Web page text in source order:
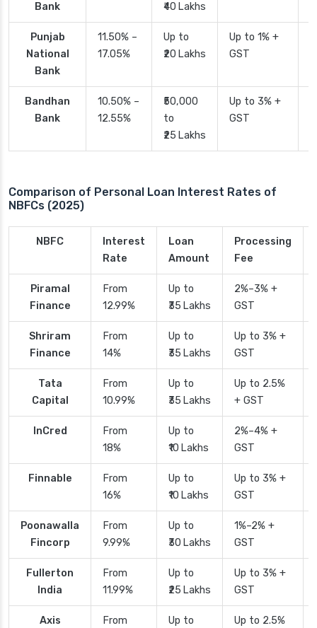
Bank
₹40 Lakhs
Punjab
National
Bank
11.50% –
17.05%
Up to
₹20 Lakhs
Up to 1% +
GST
Bandhan
Bank
10.50% –
12.55%
₹50,000
to
₹25 Lakhs
Up to 3% +
GST
Comparison of Personal Loan Interest Rates of
NBFCs (2025)
NBFC
Interest
Rate
Loan
Amount
Processing
Fee
Piramal
Finance
From
12.99%
Up to
₹35 Lakhs
2%–3% +
GST
Shriram
Finance
From
14%
Up to
₹35 Lakhs
Up to 3% +
GST
Tata
Capital
From
10.99%
Up to
₹35 Lakhs
Up to 2.5%
+ GST
InCred
From
18%
Up to
₹10 Lakhs
2%–4% +
GST
Finnable
From
16%
Up to
₹10 Lakhs
Up to 3% +
GST
Poonawalla
Fincorp
From
9.99%
Up to
₹30 Lakhs
1%–2% +
GST
Fullerton
India
From
11.99%
Up to
₹25 Lakhs
Up to 3% +
GST
Axis
From
Up to
Up to 2.5%